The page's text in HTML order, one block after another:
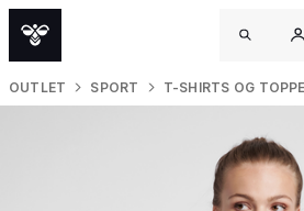
OUTLET SPORT T-SHIRTS OG TOPPE